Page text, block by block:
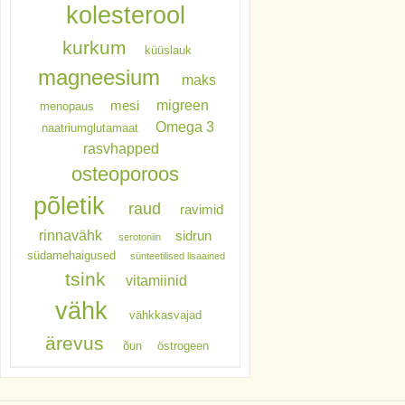
kolesterool
kurkum küüslauk
magneesium maks
menopaus mesi migreen
naatriumglutamaat
Omega 3
rasvhapped
osteoporoos
põletik raud ravimid
rinnavähk serotoniin sidrun
südamehaigused sünteetilised lisaained
tsink vitamiinid
vähk vähkkasvajad
ärevus õun östrogeen